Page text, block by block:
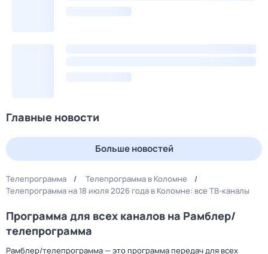
Главные новости
Больше новостей
Телепрограмма
Телепрограмма в Коломне
Телепрограмма на 18 июля 2026 года в Коломне: все ТВ-каналы
Программа для всех каналов на Рамблер/
телепрограмма
Рамблер/телепрограмма — это программа передач для всех